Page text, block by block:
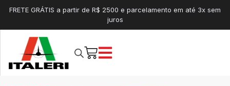
FRETE GRÁTIS a partir de R$ 2500 e parcelamento em até 3x sem
juros